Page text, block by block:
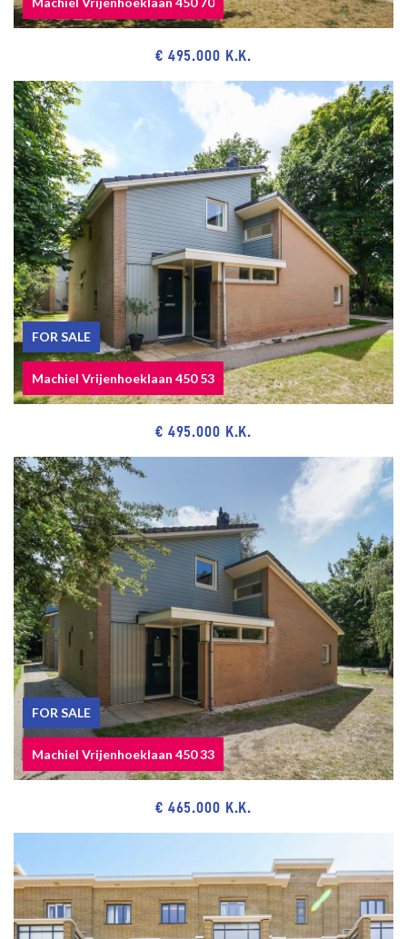
Eternal lease-hold land. The rent charge is € 156.49 per year, based
on a land value of € 4.742,-- (= redemption) and a rent rate of 3.3%.
Review rent rates by January
1st, 2030.
Acceptance in agreement (preference June 1st, 2026).
Sewerage charges 2026 € 195,40 per year.
1/3rd share in the community.
Active Owners Association, contribution € 100.-- each month.
Electricity 9 groups with circuit breaker.
Central heating system, brand Remeha Avanta, built in 2016.
Hot water supply by central heating system.
The condition of the bathroom and the kitchen is good/excellent.
The condition of the interior is good/excellent and the exterior
good.
The apartment has in front wooden window frames with double
glazing and at the back wooden and synthetic window frames with
Haaglanden region.
The lead-/asbestos and age clauses will be applied.
Built in approx. 1926.
Living surface approx. 83 m².
The volume of the apartment approx. 305 m³.
NVM model deed applicable.
NEAR
Shops on Goudsbloemlaan, Thomsonlaan, Fahrenheitstraat and
within cycling distance of Frederik Hendriklaan and the city center
of The Hague.
Bosjes van Pex, dunes, beach and sea, boulevard of Kijkduin,
Scheveningen harbor, museums and around the corner from cozy
Also close to public transport (RandstadRail line 3, tram line 12),
main roads via Hubertustunnel and Westlandroute.
Close to European and/or International School of The Hague,
primary schools and various sports facilities.
€ 495.000 K.K.
FOR SALE
Machiel Vrijenhoeklaan 450 53
€ 495.000 K.K.
FOR SALE
Machiel Vrijenhoeklaan 450 33
€ 465.000 K.K.